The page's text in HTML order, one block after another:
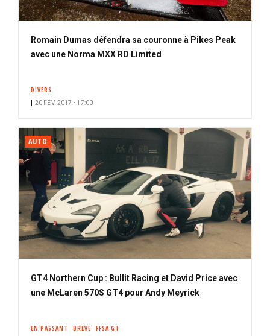
Romain Dumas défendra sa couronne à Pikes Peak
avec une Norma MXX RD Limited
DIVERS
20 FÉV. 2017 • 17:00
AUTO
GT4 Northern Cup : Bullit Racing et David Price avec
une McLaren 570S GT4 pour Andy Meyrick
EN PASSANT BRÈVE FFSA GT